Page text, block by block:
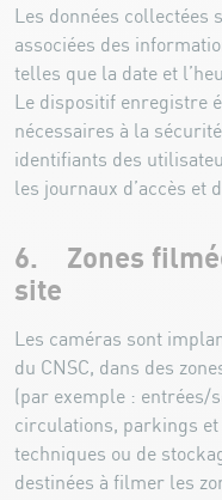
Les données collectées
associées des
telles que la date et
Le dispositif enregistre
nécessaires à la
identifiants des
les journaux d’accès et
6. Zones
site
Les caméras sont
du CNSC, dans des
(par exemple :
circulations, parkings et
techniques ou de
destinées à filmer les